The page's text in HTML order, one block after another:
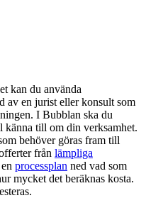
kan du använda
av en jurist eller konsult som
I Bubblan ska du
till om din verksamhet.
behöver göras fram till
från lämpliga
processplan ned vad som
mycket det beräknas kosta.